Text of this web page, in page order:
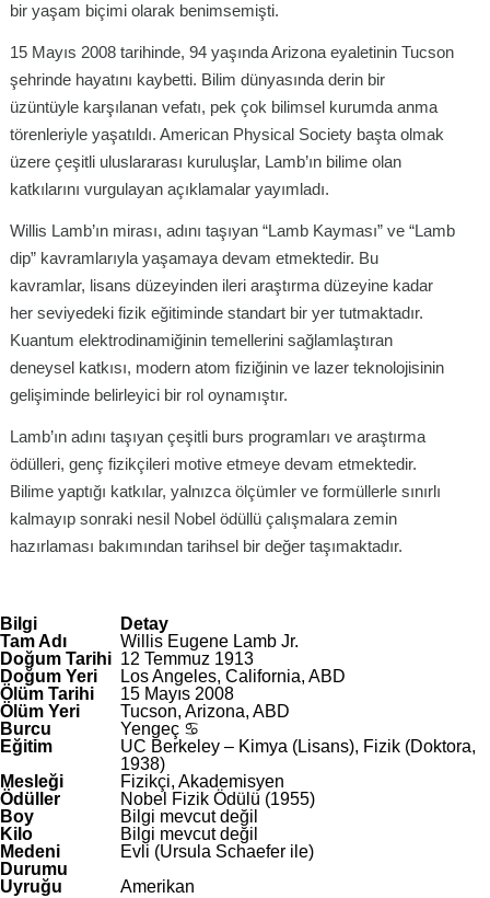
bir yaşam biçimi olarak benimsemişti.
15 Mayıs 2008 tarihinde, 94 yaşında Arizona eyaletinin Tucson
şehrinde hayatını kaybetti. Bilim dünyasında derin bir
üzüntüyle karşılanan vefatı, pek çok bilimsel kurumda anma
törenleriyle yaşatıldı. American Physical Society başta olmak
üzere çeşitli uluslararası kuruluşlar, Lamb’ın bilime olan
katkılarını vurgulayan açıklamalar yayımladı.
Willis Lamb’ın mirası, adını taşıyan “Lamb Kayması” ve “Lamb
dip” kavramlarıyla yaşamaya devam etmektedir. Bu
kavramlar, lisans düzeyinden ileri araştırma düzeyine kadar
her seviyedeki fizik eğitiminde standart bir yer tutmaktadır.
Kuantum elektrodinamiğinin temellerini sağlamlaştıran
deneysel katkısı, modern atom fiziğinin ve lazer teknolojisinin
gelişiminde belirleyici bir rol oynamıştır.
Lamb’ın adını taşıyan çeşitli burs programları ve araştırma
ödülleri, genç fizikçileri motive etmeye devam etmektedir.
Bilime yaptığı katkılar, yalnızca ölçümler ve formüllerle sınırlı
kalmayıp sonraki nesil Nobel ödüllü çalışmalara zemin
hazırlaması bakımından tarihsel bir değer taşımaktadır.
Bilgi
Detay
Tam Adı
Willis Eugene Lamb Jr.
Doğum Tarihi 12 Temmuz 1913
Doğum Yeri
Los Angeles, California, ABD
Ölüm Tarihi
15 Mayıs 2008
Ölüm Yeri
Tucson, Arizona, ABD
Burcu
Yengeç ♋
Eğitim
UC Berkeley – Kimya (Lisans), Fizik (Doktora,
1938)
Mesleği
Fizikçi, Akademisyen
Ödüller
Nobel Fizik Ödülü (1955)
Boy
Bilgi mevcut değil
Kilo
Bilgi mevcut değil
Medeni
Durumu
Evli (Ursula Schaefer ile)
Uyruğu
Amerikan